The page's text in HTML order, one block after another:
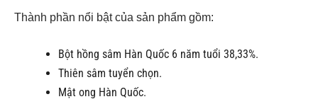
Thành phần nổi bật của sản phẩm gồm:
Bột hồng sâm Hàn Quốc 6 năm tuổi 38,33%.
Thiên sâm tuyển chọn.
Mật ong Hàn Quốc.